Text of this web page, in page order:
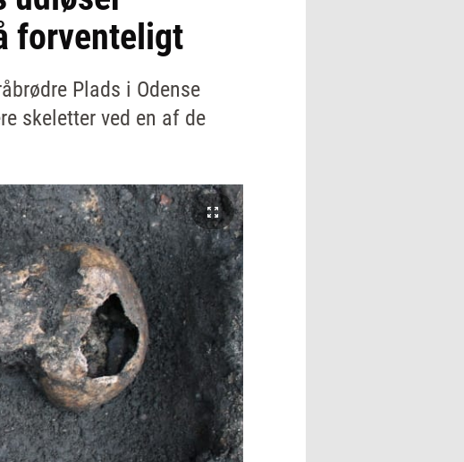
forventeligt
Plads i Odense
skeletter ved en af de